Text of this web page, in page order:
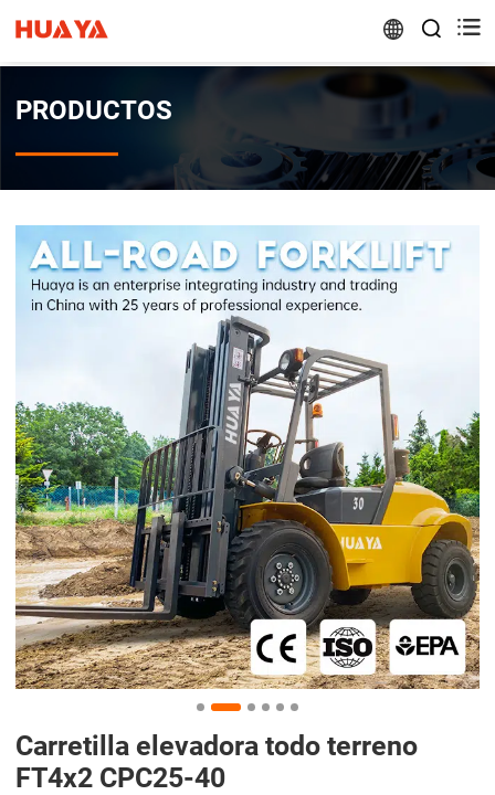
 
PRODUCTOS
Carretilla elevadora todo terreno
FT4x2 CPC25-40